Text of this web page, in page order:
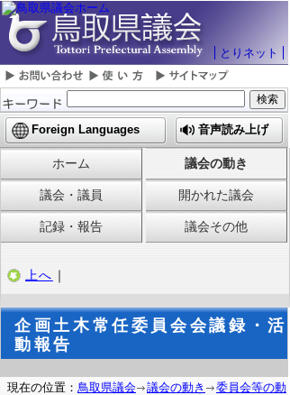
とりネット
Foreign Languages 音声読み上げ
ホーム 議会の動き
議会・議員 開かれた議会
記録・報告 議会その他
上へ ｜
企画土木常任委員会会議録・活
動報告
現在の位置： 鳥取県議会 議会の動き
委員会等の動